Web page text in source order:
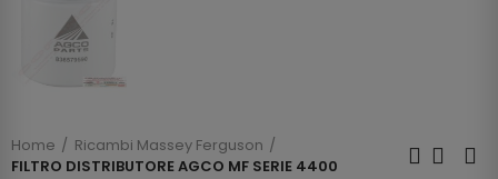
Home
Ricambi Massey Ferguson
FILTRO DISTRIBUTORE AGCO MF SERIE 4400